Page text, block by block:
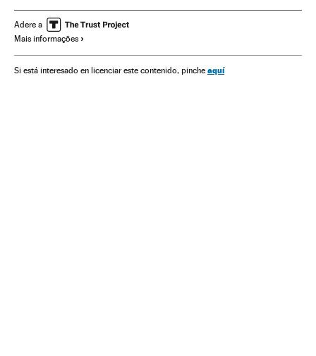
Relações gênero Mulheres ciência
Mulheres Sociedade
Adere a
Mais informações
Si está interesado en licenciar este contenido, pinche aquí